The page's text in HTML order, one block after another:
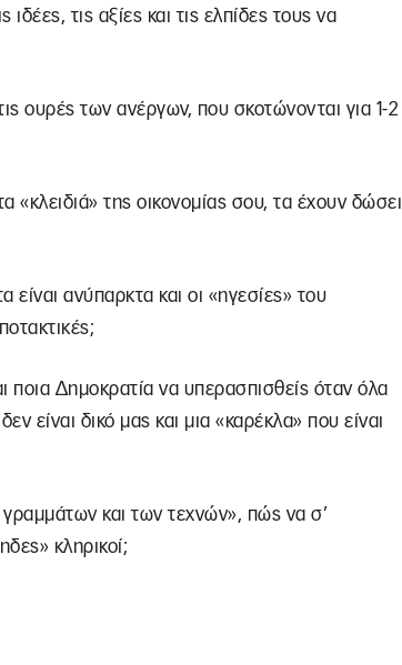
τις αξίες και τις ελπίδες τους να
ουρές των ανέργων, που σκοτώνονται για 1-2
«κλειδιά» της οικονομίας σου, τα έχουν δώσει
είναι ανύπαρκτα και οι «ηγεσίες» του
ποια Δημοκρατία να υπερασπισθείς όταν όλα
είναι δικό μας και μια «καρέκλα» που είναι
και των τεχνών», πώς να σ’
κληρικοί;